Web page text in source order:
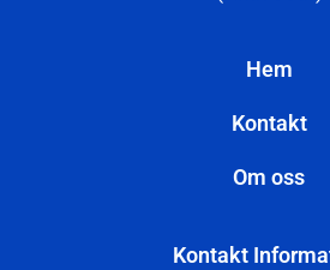
Hem
Kontakt
Om oss
Kontakt